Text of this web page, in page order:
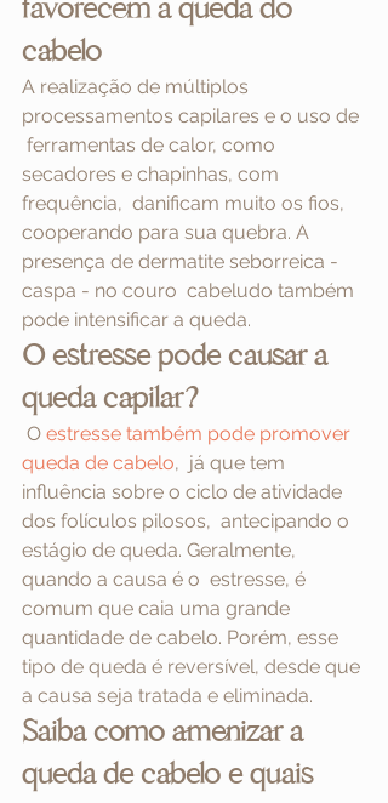
favorecem a queda do
cabelo
A realização de múltiplos
processamentos capilares e o uso de
ferramentas de calor, como
secadores e chapinhas, com
frequência,  danificam muito os fios,
cooperando para sua quebra. A
presença de dermatite seborreica -
caspa - no couro  cabeludo também
pode intensificar a queda.
O estresse pode causar a
queda capilar?
O estresse também pode promover
queda de cabelo,  já que tem
influência sobre o ciclo de atividade
dos folículos pilosos,  antecipando o
estágio de queda. Geralmente,
quando a causa é o  estresse, é
comum que caia uma grande
quantidade de cabelo. Porém, esse
tipo de queda é reversível, desde que
a causa seja tratada e eliminada.
Saiba como amenizar a
queda de cabelo e quais